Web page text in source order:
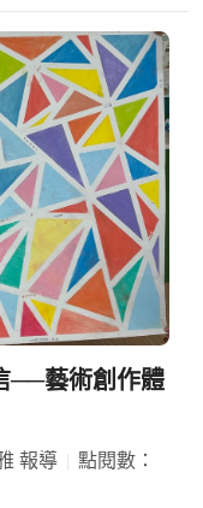
──藝術創作體
報導
點閱數：